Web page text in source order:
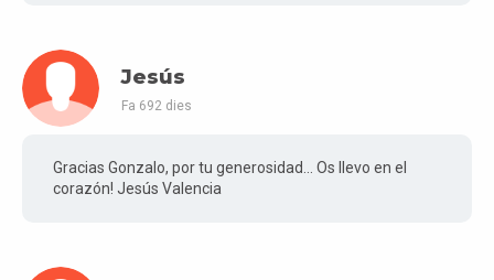
Jesús
Fa 692 dies
Gracias Gonzalo, por tu generosidad... Os llevo en el
corazón! Jesús Valencia